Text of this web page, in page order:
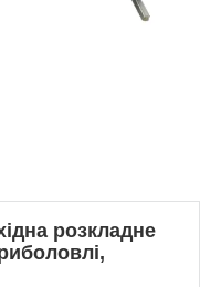
розкладне